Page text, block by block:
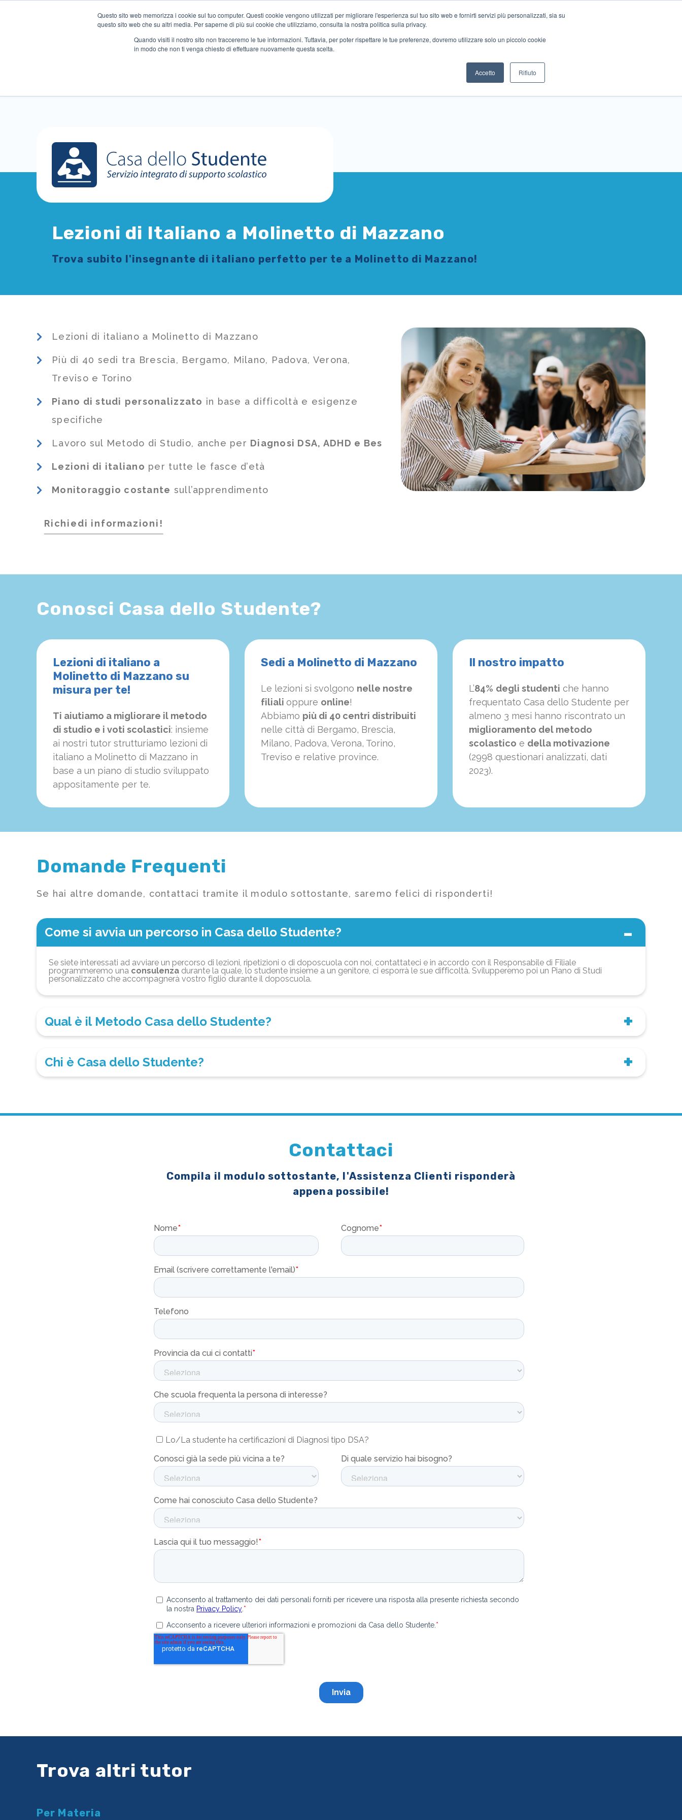
Questo sito web memorizza i cookie sul tuo computer. Questi cookie vengono utilizzati per migliorare l'esperienza sul tuo sito web e fornirti servizi più personalizzati, sia su
questo sito web che su altri media. Per saperne di più sui cookie che utilizziamo, consulta la nostra politica sulla privacy.
Quando visiti il ​​nostro sito non tracceremo le tue informazioni. Tuttavia, per poter rispettare le tue preferenze, dovremo utilizzare solo un piccolo cookie
in modo che non ti venga chiesto di effettuare nuovamente questa scelta.
Accetto Rifiuto
Lezioni di Italiano a Molinetto di Mazzano
Trova subito l'insegnante di italiano perfetto per te a Molinetto di Mazzano!
Lezioni di italiano a Molinetto di Mazzano
Più di 40 sedi tra Brescia, Bergamo, Milano, Padova, Verona,
Treviso e Torino
Piano di studi personalizzato in base a difficoltà e esigenze
specifiche
Lavoro sul Metodo di Studio, anche per Diagnosi DSA, ADHD e Bes
Lezioni di italiano per tutte le fasce d’età
Monitoraggio costante sull’apprendimento
Richiedi informazioni!
Conosci Casa dello Studente?
Lezioni di italiano a
Molinetto di Mazzano su
misura per te!
Ti aiutiamo a migliorare il metodo
di studio e i voti scolastici: insieme
ai nostri tutor strutturiamo lezioni di
italiano a Molinetto di Mazzano in
base a un piano di studio sviluppato
appositamente per te.
Sedi a Molinetto di Mazzano
Le lezioni si svolgono nelle nostre
filiali oppure online!
Abbiamo più di 40 centri distribuiti
nelle città di Bergamo, Brescia,
Milano, Padova, Verona, Torino,
Treviso e relative province.
Il nostro impatto
L’84% degli studenti che hanno
frequentato Casa dello Studente per
almeno 3 mesi hanno riscontrato un
miglioramento del metodo
scolastico e della motivazione
(2998 questionari analizzati, dati
2023).
Domande Frequenti
Se hai altre domande, contattaci tramite il modulo sottostante, saremo felici di risponderti!
Come si avvia un percorso in Casa dello Studente?
Se siete interessati ad avviare un percorso di lezioni, ripetizioni o di doposcuola con noi, contattateci e in accordo con il Responsabile di Filiale
programmeremo una consulenza durante la quale, lo studente insieme a un genitore, ci esporrà le sue difficoltà. Svilupperemo poi un Piano di Studi
personalizzato che accompagnerà vostro figlio durante il doposcuola.
Qual è il Metodo Casa dello Studente?
Chi è Casa dello Studente?
Contattaci
Compila il modulo sottostante, l'Assistenza Clienti risponderà
appena possibile!
Trova altri tutor
Per Materia